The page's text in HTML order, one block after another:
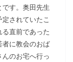
す。奥田先生
されていたこ
直前であった
者に教会のおば
のお宅へ行っ